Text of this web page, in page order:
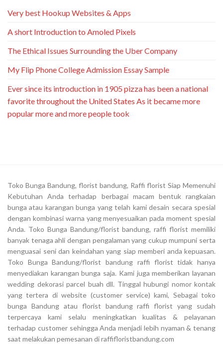
Very best Hookup Websites & Apps
A short Introduction to Amoled Pixels
The Ethical Issues Surrounding the Uber Company
My Flip Phone College Admission Essay Sample
Ever since its introduction in 1905 pizza has been a national
favorite throughout the United States As it became more
popular more and more people took
Toko Bunga Bandung, florist bandung, Raffi florist Siap Memenuhi
Kebutuhan Anda terhadap berbagai macam bentuk rangkaian
bunga atau karangan bunga yang telah kami desain secara spesial
dengan kombinasi warna yang menyesuaikan pada moment spesial
Anda. Toko Bunga Bandung/florist bandung, raffi florist memiliki
banyak tenaga ahli dengan pengalaman yang cukup mumpuni serta
menguasai seni dan keindahan yang siap memberi anda kepuasan.
Toko Bunga Bandung/florist bandung raffi florist tidak hanya
menyediakan karangan bunga saja. Kami juga memberikan layanan
wedding dekorasi parcel buah dll. Tinggal hubungi nomor kontak
yang tertera di website (customer service) kami, Sebagai toko
bunga Bandung atau florist bandung raffi florist yang sudah
terpercaya kami selalu meningkatkan kualitas & pelayanan
terhadap customer sehingga Anda menjadi lebih nyaman & tenang
saat melakukan pemesanan di raffifloristbandung.com